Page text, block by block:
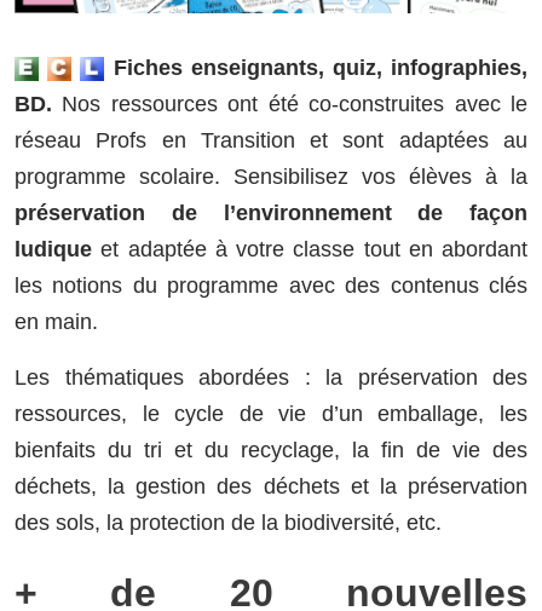
Fiches enseignants, quiz, infographies,
BD. Nos ressources ont été co-construites avec le
réseau Profs en Transition et sont adaptées au
programme scolaire. Sensibilisez vos élèves à la
préservation de l’environnement de façon
ludique et adaptée à votre classe tout en abordant
les notions du programme avec des contenus clés
en main.
Les thématiques abordées : la préservation des
ressources, le cycle de vie d’un emballage, les
bienfaits du tri et du recyclage, la fin de vie des
déchets, la gestion des déchets et la préservation
des sols, la protection de la biodiversité, etc.
+ de 20 nouvelles